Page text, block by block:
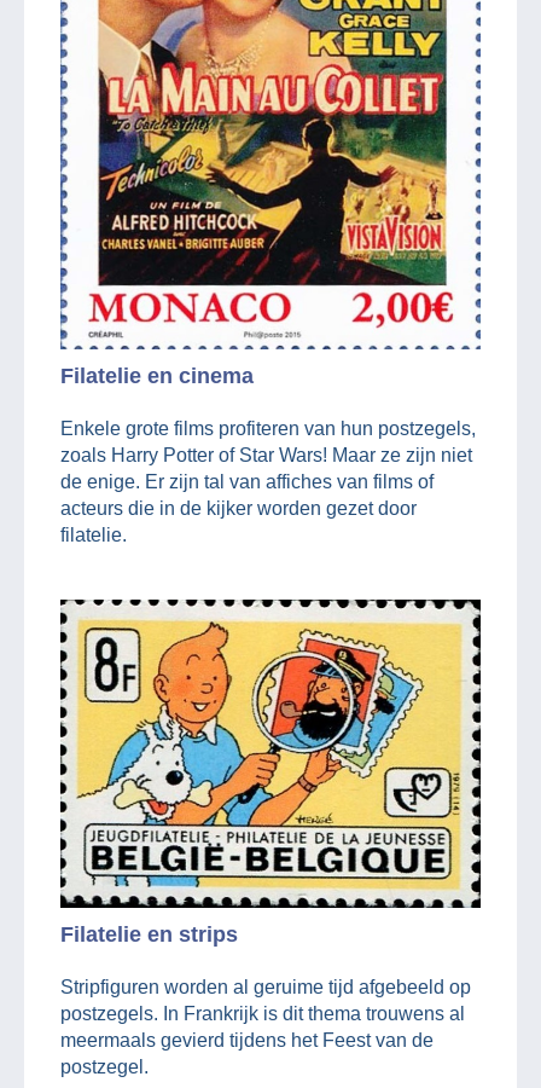
Filatelie en cinema
Enkele grote films profiteren van hun postzegels,
zoals Harry Potter of Star Wars! Maar ze zijn niet
de enige. Er zijn tal van affiches van films of
acteurs die in de kijker worden gezet door
filatelie.
Filatelie en strips
Stripfiguren worden al geruime tijd afgebeeld op
postzegels. In Frankrijk is dit thema trouwens al
meermaals gevierd tijdens het Feest van de
postzegel.